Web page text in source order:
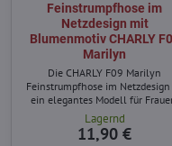
Feinstrumpfhose im
Netzdesign mit
Blumenmotiv CHARLY
Marilyn
Die CHARLY F09 Marilyn
Feinstrumpfhose im
ein elegantes Modell für
die ihre Weiblichkeit stilvoll
unterstreichen möchten.
Lagernd
11,90 €